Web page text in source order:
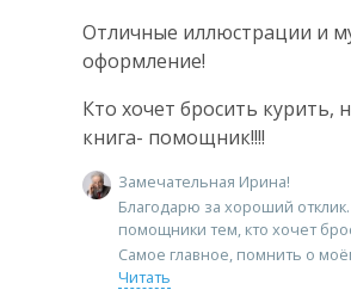
Отличные иллюстрации и
оформление!
Кто хочет бросить курить,
книга- помощник!!!!
Замечательная Ирина!
Благодарю за хороший
помощники тем, кто хочет
Самое главное, помнить о
Читать